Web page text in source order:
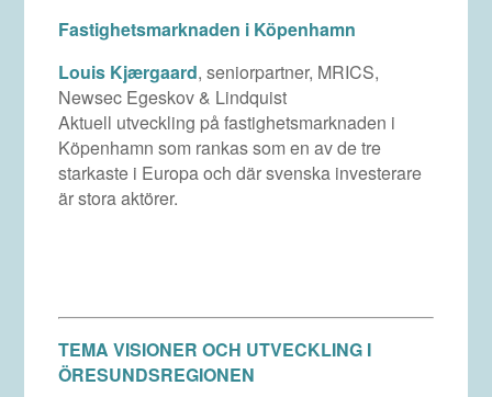
Fastighetsmarknaden i Köpenhamn
Louis Kjærgaard, seniorpartner, MRICS,
Newsec Egeskov & Lindquist
Aktuell utveckling på fastighetsmarknaden i
Köpenhamn som rankas som en av de tre
starkaste i Europa och där svenska investerare
är stora aktörer.
TEMA VISIONER OCH UTVECKLING I
ÖRESUNDSREGIONEN